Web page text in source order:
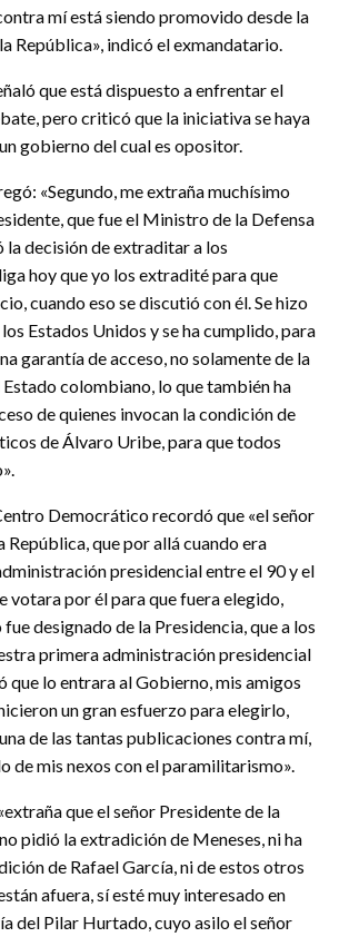
mí está siendo promovido desde la
República», indicó el exmandatario.
que está dispuesto a enfrentar el
pero criticó que la iniciativa se haya
gobierno del cual es opositor.
«Segundo, me extraña muchísimo
que fue el Ministro de la Defensa
la decisión de extraditar a los
hoy que yo los extradité para que
cuando eso se discutió con él. Se hizo
Estados Unidos y se ha cumplido, para
garantía de acceso, no solamente de la
colombiano, lo que también ha
de quienes invocan la condición de
de Álvaro Uribe, para que todos
Democrático recordó que «el señor
República, que por allá cuando era
presidencial entre el 90 y el
votara por él para que fuera elegido,
designado de la Presidencia, que a los
primera administración presidencial
que lo entrara al Gobierno, mis amigos
un gran esfuerzo para elegirlo,
de las tantas publicaciones contra mí,
de mis nexos con el paramilitarismo».
que el señor Presidente de la
pidió la extradición de Meneses, ni ha
de Rafael García, ni de estos otros
afuera, sí esté muy interesado en
del Pilar Hurtado, cuyo asilo el señor